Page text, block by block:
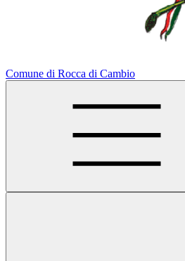
Comune di Rocca di Cambio